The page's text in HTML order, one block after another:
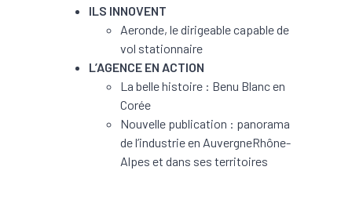
ILS INNOVENT
Aeronde, le dirigeable capable de
vol stationnaire
L’AGENCE EN ACTION
La belle histoire : Benu Blanc en
Corée
Nouvelle publication : panorama
de l’industrie en AuvergneRhône-
Alpes et dans ses territoires